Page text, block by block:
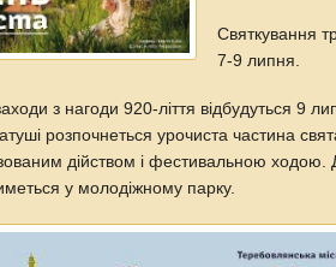
Святкування
7-9 липня.
з нагоди 920-ліття відбудуться 9
розпочнеться урочиста частина
дійством і фестивальною ходою.
у молодіжному парку.